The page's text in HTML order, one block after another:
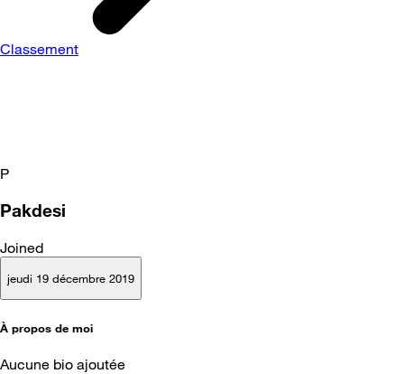
Classement
P
Pakdesi
Joined
jeudi 19 décembre 2019
À propos de moi
Aucune bio ajoutée